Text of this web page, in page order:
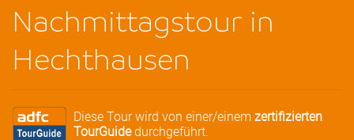
Nachmittagstour in
Hechthausen
Diese Tour wird von einer/einem zertifizierten
TourGuidedurchgeführt.